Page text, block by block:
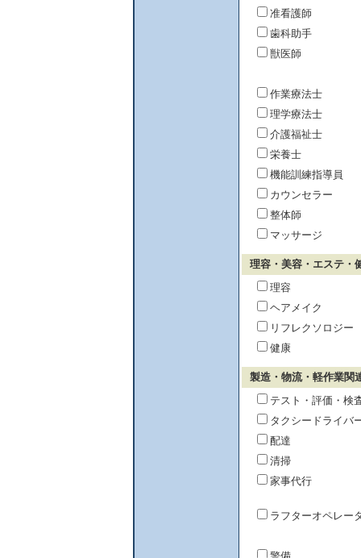
准看護師
歯科助手
獣医師
作業療法士
理学療法士
介護福祉士
栄養士
機能訓練指導員
カウンセラー
整体師
マッサージ
理容・美容・エステ・
理容
ヘアメイク
リフレクソロジー
健康
製造・物流・軽作業関
テスト・評価・検
タクシードライバ
配達
清掃
家事代行
ラフターオペレー
警備